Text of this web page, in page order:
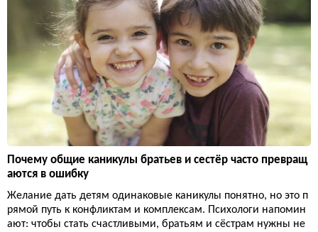
Почему общие каникулы братьев и сестёр часто превращ
аются в ошибку
Желание дать детям одинаковые каникулы понятно, но это п
рямой путь к конфликтам и комплексам. Психологи напомин
ают: чтобы стать счастливыми, братьям и сёстрам нужны не